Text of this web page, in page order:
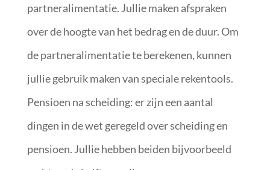
partneralimentatie. Jullie maken afspraken
over de hoogte van het bedrag en de duur. Om
de partneralimentatie te berekenen, kunnen
jullie gebruik maken van speciale rekentools.
Pensioen na scheiding: er zijn een aantal
dingen in de wet geregeld over scheiding en
pensioen. Jullie hebben beiden bijvoorbeeld